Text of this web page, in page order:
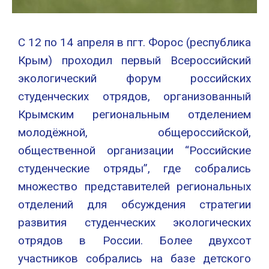
С 12 по 14 апреля в пгт. Форос (республика
Крым) проходил первый Всероссийский
экологический форум российских
студенческих отрядов, организованный
Крымским региональным отделением
молодёжной, общероссийской,
общественной организации “Российские
студенческие отряды”, где собрались
множество представителей региональных
отделений для обсуждения стратегии
развития студенческих экологических
отрядов в России. Более двухсот
участников собрались на базе детского